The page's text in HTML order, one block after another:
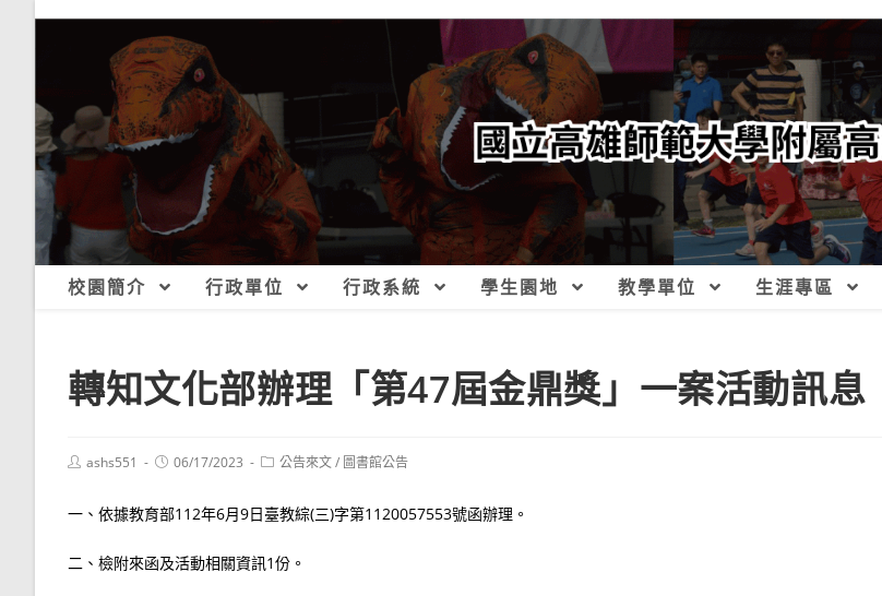
校園簡介 行政單位 行政系統 學生園地 教學單位 生涯專區
轉知文化部辦理「第47屆金鼎獎」一案活動訊息
Postashs551
Post06/17/2023
Post公告來文/ 圖書館公告
一、依據教育部112年6月9日臺教綜(三)字第1120057553號函辦理。
二、檢附來函及活動相關資訊1份。